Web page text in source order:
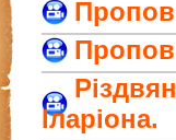
Іларіона.